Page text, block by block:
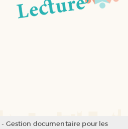
- Gestion documentaire pour les